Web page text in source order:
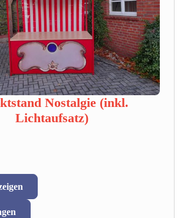
Nostalgie (inkl.
Lichtaufsatz)